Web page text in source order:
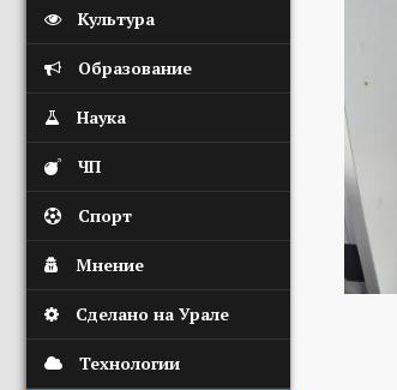
Культура
Образование
Наука
ЧП
Спорт
Мнение
Сделано на Урале
Технологии